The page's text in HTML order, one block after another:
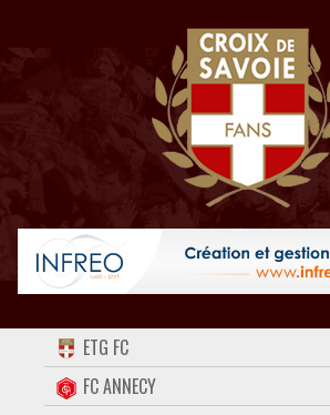
ACCUEIL
FORUM
ETG FC
FC ANNECY